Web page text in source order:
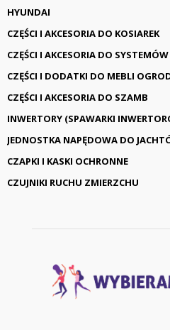
HYUNDAI
CZĘŚCI I AKCESORIA DO KOSIAREK
CZĘŚCI I AKCESORIA DO
CZĘŚCI I DODATKI DO MEBLI
CZĘŚCI I AKCESORIA DO SZAMB
INWERTORY (SPAWARKI
JEDNOSTKA NAPĘDOWA DO
CZAPKI I KASKI OCHRONNE
CZUJNIKI RUCHU ZMIERZCHU